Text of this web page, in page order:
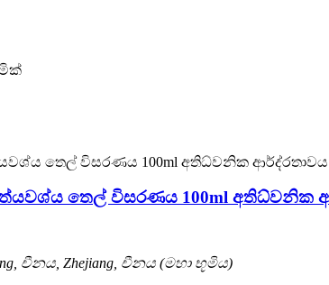
තෙල් විසරණය 100ml අතිධ්වනික
චීනය, Zhejiang, චීනය (මහා භූමිය)